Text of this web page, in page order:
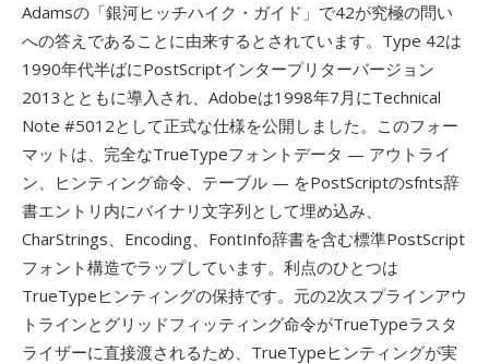
Adamsの「銀河ヒッチハイク・ガイド」で42が究極の問い
への答えであることに由来するとされています。Type 42は
1990年代半ばにPostScriptインタープリターバージョン
2013とともに導入され、Adobeは1998年7月にTechnical
Note #5012として正式な仕様を公開しました。このフォー
マットは、完全なTrueTypeフォントデータ — アウトライ
ン、ヒンティング命令、テーブル — をPostScriptのsfnts辞
書エントリ内にバイナリ文字列として埋め込み、
CharStrings、Encoding、FontInfo辞書を含む標準PostScript
フォント構造でラップしています。利点のひとつは
TrueTypeヒンティングの保持です。元の2次スプラインアウ
トラインとグリッドフィッティング命令がTrueTypeラスタ
ライザーに直接渡されるため、TrueTypeヒンティングが実